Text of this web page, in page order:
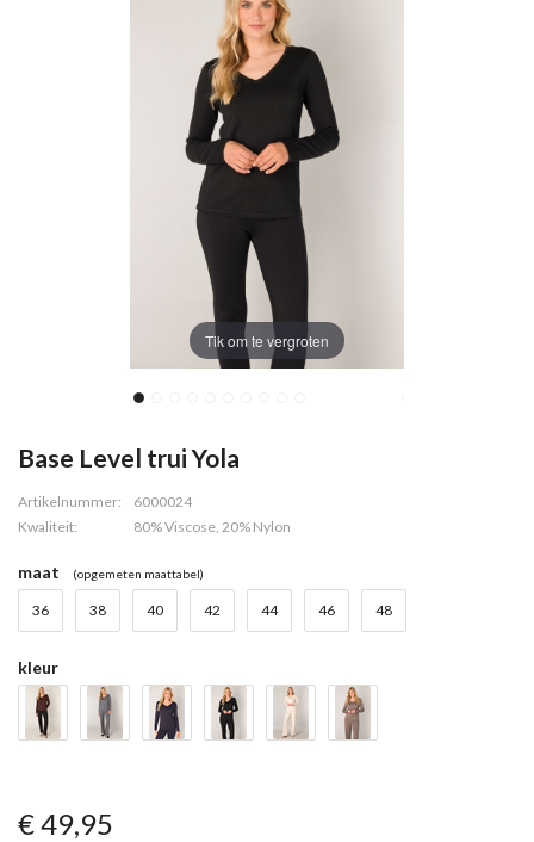
Tik om te vergroten
Base Level trui Yola
Artikelnummer:
6000024
Kwaliteit:
80% Viscose, 20% Nylon
maat (opgemeten maattabel)
36 38 40 42 44 46 48
kleur
€ 49,95